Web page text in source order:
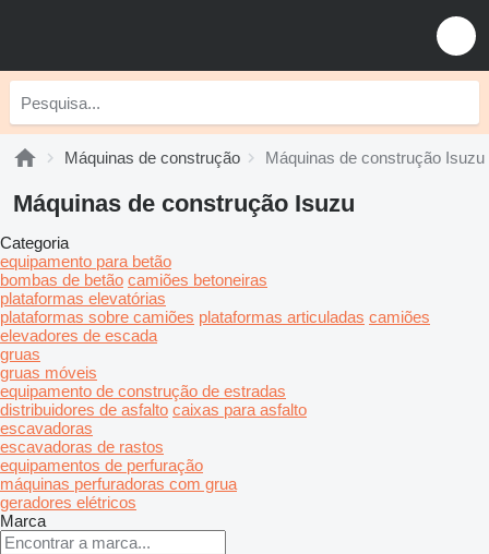
Máquinas de construção Máquinas de construção Isuzu
Máquinas de construção Isuzu
Categoria
equipamento para betão
bombas de betão camiões betoneiras
plataformas elevatórias
plataformas sobre camiões plataformas articuladas camiões
elevadores de escada
gruas
gruas móveis
equipamento de construção de estradas
distribuidores de asfalto caixas para asfalto
escavadoras
escavadoras de rastos
equipamentos de perfuração
máquinas perfuradoras com grua
geradores elétricos
Marca